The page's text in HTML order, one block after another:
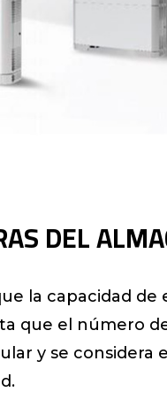
DEL
la capacidad de
que el número
y se considera